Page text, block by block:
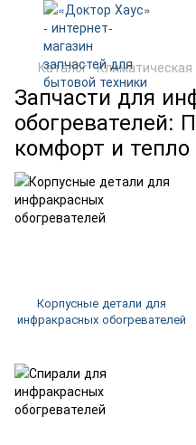
Каталог Климатическая
Запчасти для
обогревателей:
комфорт и
Корпусные детали для
инфракрасных обогревателей